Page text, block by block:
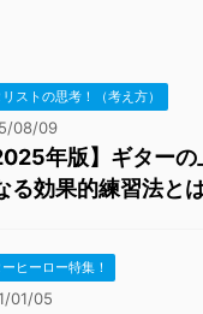
ストの思考！（考え方）
08/09
年版】ギター
る効果的練習法と
ヒーロー特集！
01/05